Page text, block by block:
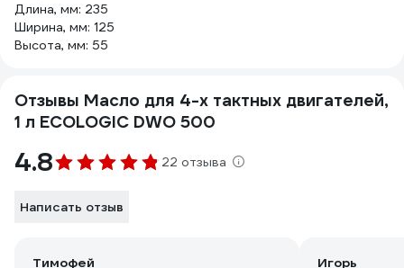
Длина, мм: 235
Ширина, мм: 125
Высота, мм: 55
Отзывы Масло для 4-х тактных двигателей,
1 л ECOLOGIC DWO 500
4.8 22 отзыва
Написать отзыв
Тимофей Игорь